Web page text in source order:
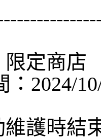
限定商店
：2024/
護時結